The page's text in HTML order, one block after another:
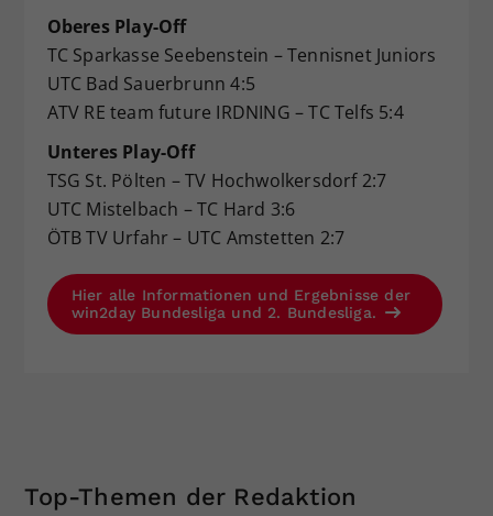
Oberes Play-Off
TC Sparkasse Seebenstein – Tennisnet Juniors
UTC Bad Sauerbrunn 4:5
ATV RE team future IRDNING – TC Telfs 5:4
Unteres Play-Off
TSG St. Pölten – TV Hochwolkersdorf 2:7
UTC Mistelbach – TC Hard 3:6
ÖTB TV Urfahr – UTC Amstetten 2:7
Hier alle Informationen und Ergebnisse der
win2day Bundesliga und 2. Bundesliga.
Top-Themen der Redaktion